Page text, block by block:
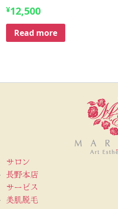
¥12,500
Read more
サロン
長野本店
サービス
美肌脱毛